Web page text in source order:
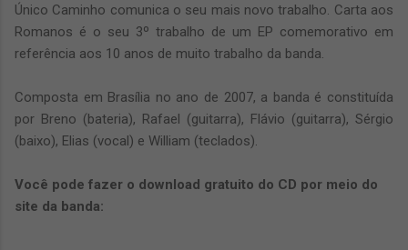
Único Caminho comunica o seu mais novo trabalho. Carta aos
Romanos é o seu 3º trabalho de um EP comemorativo em
referência aos 10 anos de muito trabalho da banda.
Composta em Brasília no ano de 2007, a banda é constituída
por Breno (bateria), Rafael (guitarra), Flávio (guitarra), Sérgio
(baixo), Elias (vocal) e William (teclados).
Você pode fazer o download gratuito do CD por meio do
site da banda: